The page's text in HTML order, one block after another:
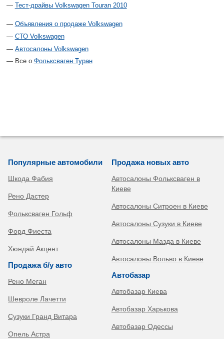
Тест-драйвы Volkswagen Touran 2010
Объявления о продаже Volkswagen
СТО Volkswagen
Автосалоны Volkswagen
Все о Фольксваген Туран
Популярные автомобили
Шкода Фабия
Рено Дастер
Фольксваген Гольф
Форд Фиеста
Хюндай Акцент
Продажа б/у авто
Рено Меган
Шевроле Лачетти
Сузуки Гранд Витара
Опель Астра
Продажа новых авто
Автосалоны Фольксваген в
Киеве
Автосалоны Ситроен в Киеве
Автосалоны Сузуки в Киеве
Автосалоны Мазда в Киеве
Автосалоны Вольво в Киеве
Автобазар
Автобазар Киева
Автобазар Харькова
Автобазар Одессы